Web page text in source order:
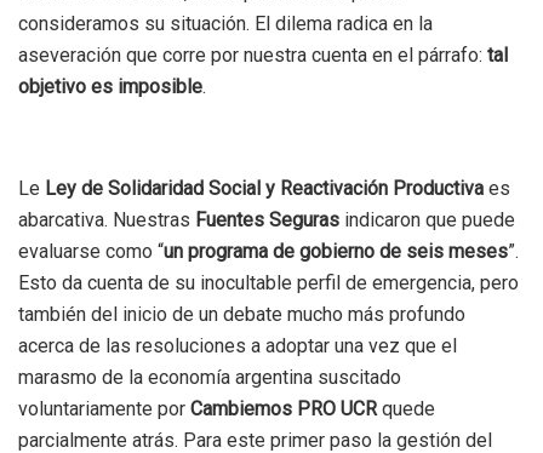
consideramos su situación. El dilema radica en la
aseveración que corre por nuestra cuenta en el párrafo: tal
objetivo es imposible.
Le Ley de Solidaridad Social y Reactivación Productiva es
abarcativa. Nuestras Fuentes Seguras indicaron que puede
evaluarse como “un programa de gobierno de seis meses”.
Esto da cuenta de su inocultable perfil de emergencia, pero
también del inicio de un debate mucho más profundo
acerca de las resoluciones a adoptar una vez que el
marasmo de la economía argentina suscitado
voluntariamente por Cambiemos PRO UCR quede
parcialmente atrás. Para este primer paso la gestión del